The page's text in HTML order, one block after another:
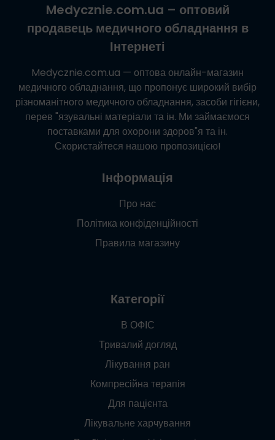
Medycznie.com.ua – оптовий
продавець медичного обладнання в
Інтернеті
Medycznie.com.ua — оптова онлайн-магазин
медичного обладнання, що пропонує широкий вибір
різноманітного медичного обладнання, засоби гігієни,
перев "язувальні матеріали та ін. Ми займаємося
поставками для охорони здоров"я та ін.
Скористайтеся нашою пропозицією!
Інформація
Про нас
Політика конфіденційності
Правила магазину
Категорії
В ОФІС
Тривалий догляд
Лікування ран
Компресійна терапія
Для пацієнта
Лікувальне харчування